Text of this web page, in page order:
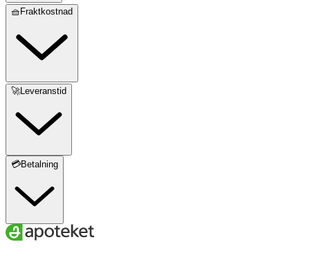
🧺Fraktkostnad
🚀Leveranstid
💳Betalning